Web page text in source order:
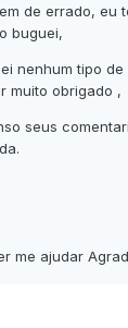
de errado, eu
buguei,
nenhum tipo
muito obrigado ,
seus
me ajudar